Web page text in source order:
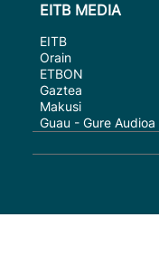
EITB MEDIA
EITB
Orain
ETBON
Gaztea
Makusi
Guau - Gure Audioa